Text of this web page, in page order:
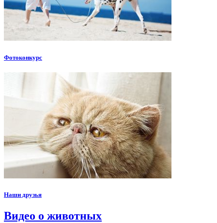
Фотоконкурс
Наши друзья
Видео о животных